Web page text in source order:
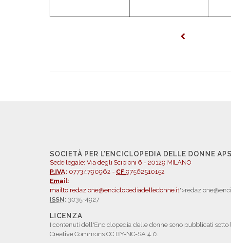
SOCIETÀ PER L'ENCICLOPEDIA DELLE DONNE APS
Sede legale: Via degli Scipioni 6 - 20129 MILANO
P.IVA: 07734790962 - CF 97562510152
Email:
mailto:redazione@enciclopediadelledonne.it
ISSN: 3035-4927
LICENZA
I contenuti dell'Enciclopedia delle donne sono pubblicati sotto
Creative Commons CC BY-NC-SA 4.0.